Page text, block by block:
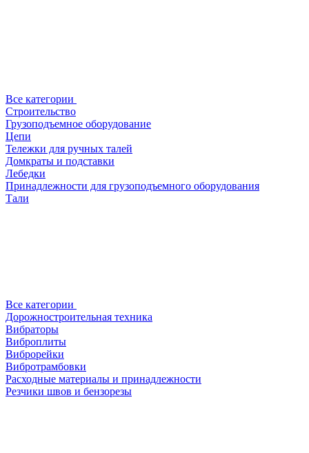
Все категории
Строительство
Грузоподъемное оборудование
Цепи
Тележки для ручных талей
Домкраты и подставки
Лебедки
Принадлежности для грузоподъемного оборудования
Тали
Все категории
Дорожностроительная техника
Вибраторы
Виброплиты
Виброрейки
Вибротрамбовки
Расходные материалы и принадлежности
Резчики швов и бензорезы